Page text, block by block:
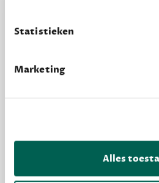
Statistieken
Marketing
Alles
Dewey Free
Krijg boekentips, persoonlijk